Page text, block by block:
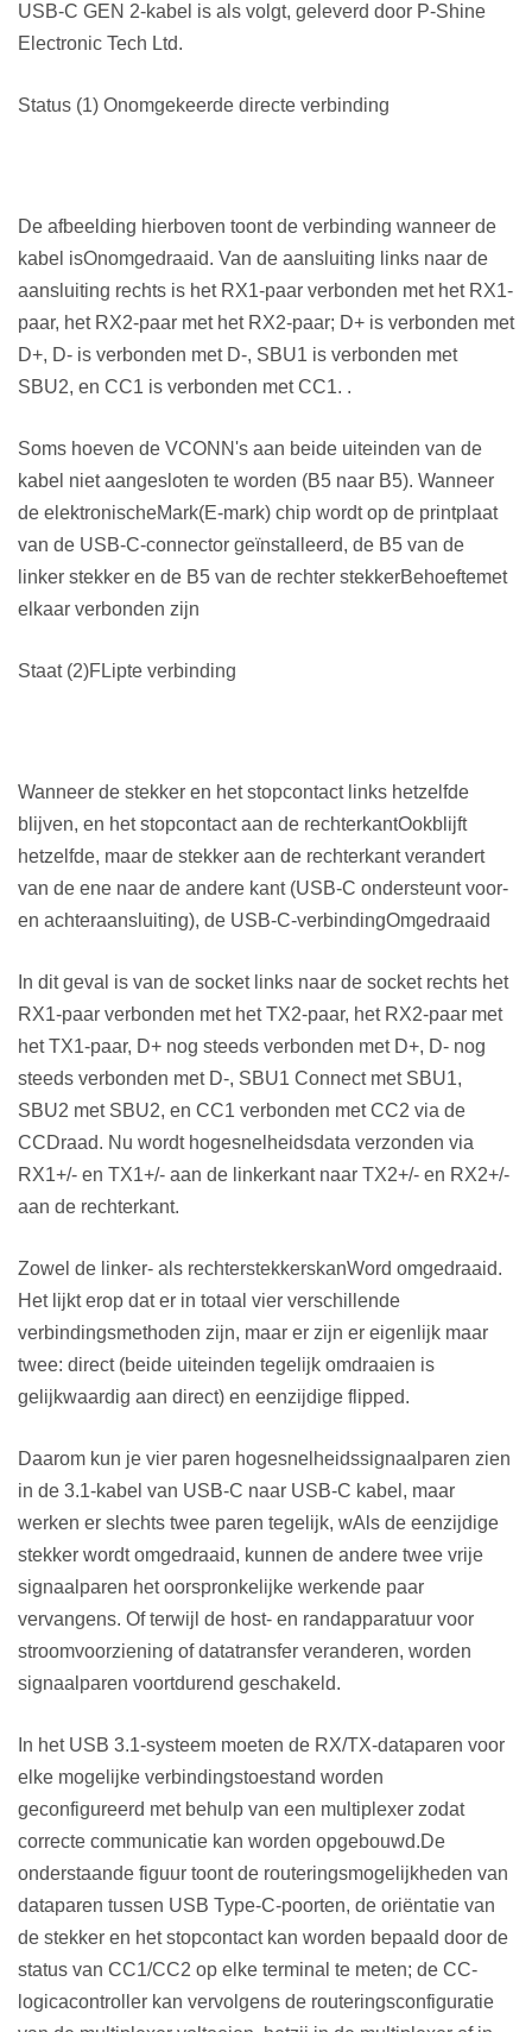
USB-C GEN 2-kabel is als volgt, geleverd door P-Shine
Electronic Tech Ltd.
Status (1) Onomgekeerde directe verbinding
De afbeelding hierboven toont de verbinding wanneer de
kabel isOnomgedraaid. Van de aansluiting links naar de
aansluiting rechts is het RX1-paar verbonden met het RX1-
paar, het RX2-paar met het RX2-paar; D+ is verbonden met
D+, D- is verbonden met D-, SBU1 is verbonden met
SBU2, en CC1 is verbonden met CC1. .
Soms hoeven de VCONN's aan beide uiteinden van de
kabel niet aangesloten te worden (B5 naar B5). Wanneer
de elektronischeMark(E-mark) chip wordt op de printplaat
van de USB-C-connector geïnstalleerd, de B5 van de
linker stekker en de B5 van de rechter stekkerBehoeftemet
elkaar verbonden zijn
Staat (2)FLipte verbinding
Wanneer de stekker en het stopcontact links hetzelfde
blijven, en het stopcontact aan de rechterkantOokblijft
hetzelfde, maar de stekker aan de rechterkant verandert
van de ene naar de andere kant (USB-C ondersteunt voor-
en achteraansluiting), de USB-C-verbindingOmgedraaid
In dit geval is van de socket links naar de socket rechts het
RX1-paar verbonden met het TX2-paar, het RX2-paar met
het TX1-paar, D+ nog steeds verbonden met D+, D- nog
steeds verbonden met D-, SBU1 Connect met SBU1,
SBU2 met SBU2, en CC1 verbonden met CC2 via de
CCDraad. Nu wordt hogesnelheidsdata verzonden via
RX1+/- en TX1+/- aan de linkerkant naar TX2+/- en RX2+/-
aan de rechterkant.
Zowel de linker- als rechterstekkerskanWord omgedraaid.
Het lijkt erop dat er in totaal vier verschillende
verbindingsmethoden zijn, maar er zijn er eigenlijk maar
twee: direct (beide uiteinden tegelijk omdraaien is
gelijkwaardig aan direct) en eenzijdige flipped.
Daarom kun je vier paren hogesnelheidssignaalparen zien
in de 3.1-kabel van USB-C naar USB-C kabel, maar
werken er slechts twee paren tegelijk, wAls de eenzijdige
stekker wordt omgedraaid, kunnen de andere twee vrije
signaalparen het oorspronkelijke werkende paar
vervangens. Of terwijl de host- en randapparatuur voor
stroomvoorziening of datatransfer veranderen, worden
signaalparen voortdurend geschakeld.
In het USB 3.1-systeem moeten de RX/TX-dataparen voor
elke mogelijke verbindingstoestand worden
geconfigureerd met behulp van een multiplexer zodat
correcte communicatie kan worden opgebouwd.De
onderstaande figuur toont de routeringsmogelijkheden van
dataparen tussen USB Type-C-poorten, de oriëntatie van
de stekker en het stopcontact kan worden bepaald door de
status van CC1/CC2 op elke terminal te meten; de CC-
logicacontroller kan vervolgens de routeringsconfiguratie